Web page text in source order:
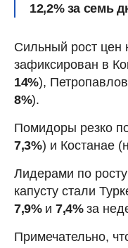
12,2%за семь
Сильный рост цен
зафиксирован в
14%),
8%).
Помидоры резко
7,3%) и Костанае
Лидерами по
капусту стали
7,9% и7,4%за
Примечательно,